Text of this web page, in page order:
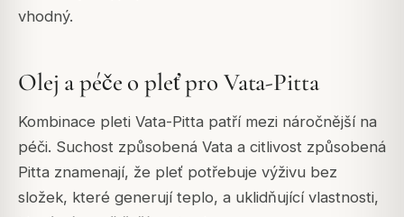
vhodný.
Olej a péče o pleť pro Vata-Pitta
Kombinace pleti Vata-Pitta patří mezi náročnější na
péči. Suchost způsobená Vata a citlivost způsobená
Pitta znamenají, že pleť potřebuje výživu bez
složek, které generují teplo, a uklidňující vlastnosti,